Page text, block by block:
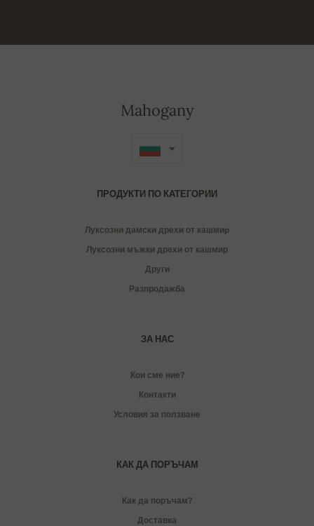
Mahogany
ПРОДУКТИ ПО КАТЕГОРИИ
Луксозни дамски дрехи от кашмиp
Луксозни мъжки дрехи от кашмир
Други
Разпродажба
ЗА НАС
Кои сме ние?
Контакти
Условия за ползване
КАК ДА ПОРЪЧАМ
Как да поръчам?
Доставка